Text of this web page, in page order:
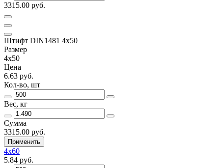
3315.00 руб.
Штифт DIN1481 4х50
Размер
4х50
Цена
6.63 руб.
Кол-во, шт
Вес, кг
Сумма
3315.00 руб.
Применить
4х60
5.84 руб.